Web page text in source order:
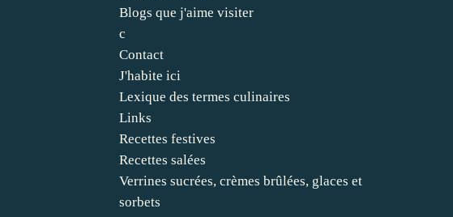
Blogs que j'aime visiter
c
Contact
J'habite ici
Lexique des termes culinaires
Links
Recettes festives
Recettes salées
Verrines sucrées, crèmes brûlées, glaces et
sorbets